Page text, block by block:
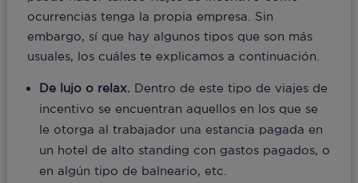
ocurrencias tenga la propia empresa. Sin
embargo, sí que hay algunos tipos que son más
usuales, los cuáles te explicamos a continuación.
De lujo o relax. Dentro de este tipo de viajes de
incentivo se encuentran aquellos en los que se
le otorga al trabajador una estancia pagada en
un hotel de alto standing con gastos pagados, o
en algún tipo de balneario, etc.